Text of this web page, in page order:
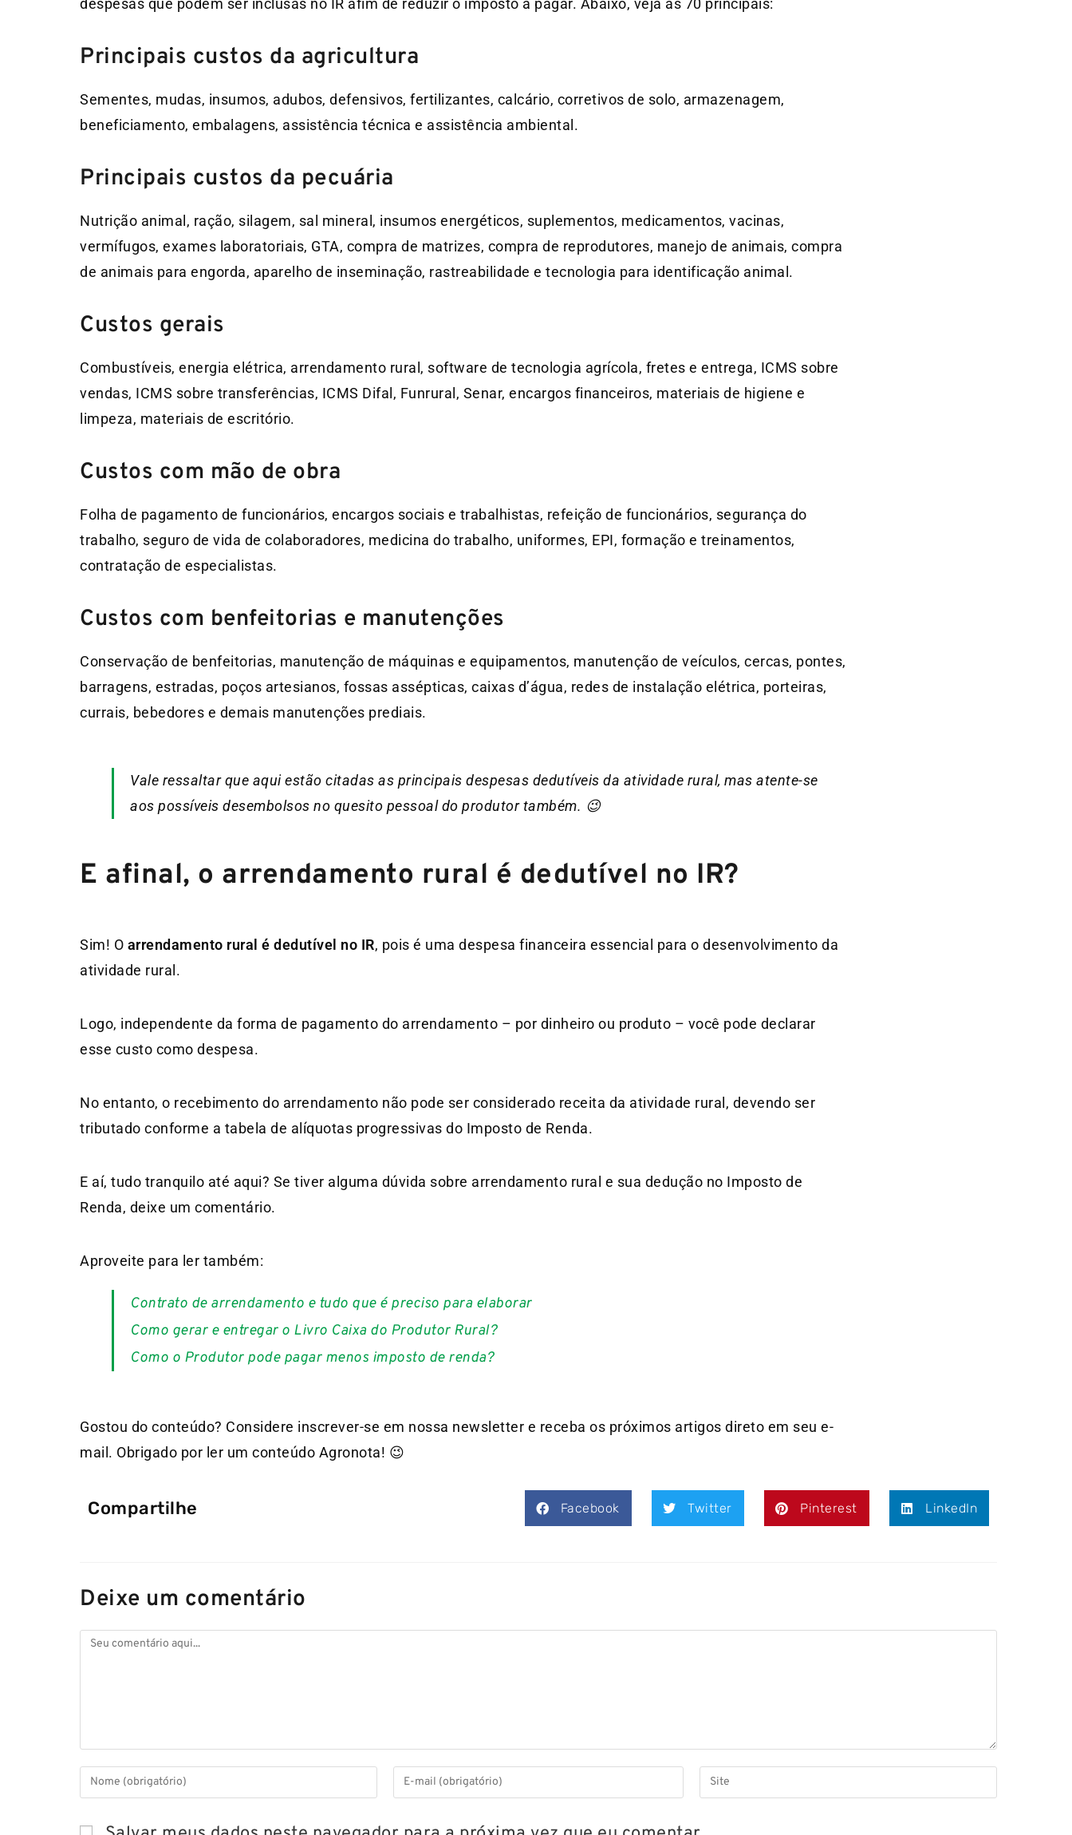
Principais custos da agricultura
Sementes, mudas, insumos, adubos, defensivos, fertilizantes, calcário, corretivos de solo, armazenagem,
beneficiamento, embalagens, assistência técnica e assistência ambiental.
Principais custos da pecuária
Nutrição animal, ração, silagem, sal mineral, insumos energéticos, suplementos, medicamentos, vacinas,
vermífugos, exames laboratoriais, GTA, compra de matrizes, compra de reprodutores, manejo de animais, compra
de animais para engorda, aparelho de inseminação, rastreabilidade e tecnologia para identificação animal.
Custos gerais
Combustíveis, energia elétrica, arrendamento rural, software de tecnologia agrícola, fretes e entrega, ICMS sobre
vendas, ICMS sobre transferências, ICMS Difal, Funrural, Senar, encargos financeiros, materiais de higiene e
limpeza, materiais de escritório.
Custos com mão de obra
Folha de pagamento de funcionários, encargos sociais e trabalhistas, refeição de funcionários, segurança do
trabalho, seguro de vida de colaboradores, medicina do trabalho, uniformes, EPI, formação e treinamentos,
contratação de especialistas.
Custos com benfeitorias e manutenções
Conservação de benfeitorias, manutenção de máquinas e equipamentos, manutenção de veículos, cercas, pontes,
barragens, estradas, poços artesianos, fossas assépticas, caixas d’água, redes de instalação elétrica, porteiras,
currais, bebedores e demais manutenções prediais.
Vale ressaltar que aqui estão citadas as principais despesas dedutíveis da atividade rural, mas atente-se
aos possíveis desembolsos no quesito pessoal do produtor também. 😉
E afinal, o arrendamento rural é dedutível no IR?
Sim! O arrendamento rural é dedutível no IR, pois é uma despesa financeira essencial para o desenvolvimento da
atividade rural.
Logo, independente da forma de pagamento do arrendamento – por dinheiro ou produto – você pode declarar
esse custo como despesa.
No entanto, o recebimento do arrendamento não pode ser considerado receita da atividade rural, devendo ser
tributado conforme a tabela de alíquotas progressivas do Imposto de Renda.
E aí, tudo tranquilo até aqui? Se tiver alguma dúvida sobre arrendamento rural e sua dedução no Imposto de
Renda, deixe um comentário.
Aproveite para ler também:
Contrato de arrendamento e tudo que é preciso para elaborar
Como gerar e entregar o Livro Caixa do Produtor Rural?
Como o Produtor pode pagar menos imposto de renda?
Gostou do conteúdo? Considere inscrever-se em nossa newsletter e receba os próximos artigos direto em seu e-
mail. Obrigado por ler um conteúdo Agronota! 😉
Compartilhe Facebook Twitter Pinterest LinkedIn
Deixe um comentário